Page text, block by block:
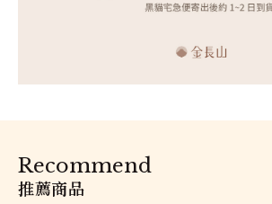
Recommend
推薦商品